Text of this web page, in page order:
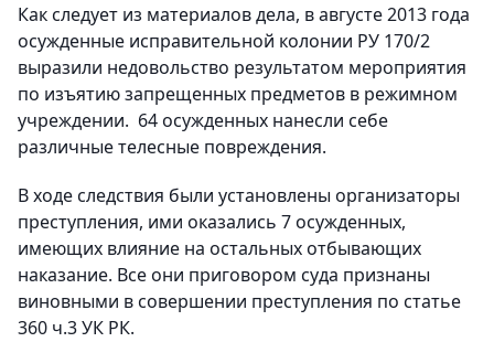
Как следует из материалов дела, в августе 2013 года
осужденные исправительной колонии РУ 170/2
выразили недовольство результатом мероприятия
по изъятию запрещенных предметов в режимном
учреждении. 64 осужденных нанесли себе
различные телесные повреждения.
В ходе следствия были установлены организаторы
преступления, ими оказались 7 осужденных,
имеющих влияние на остальных отбывающих
наказание. Все они приговором суда признаны
виновными в совершении преступления по статье
360 ч.3 УК РК.